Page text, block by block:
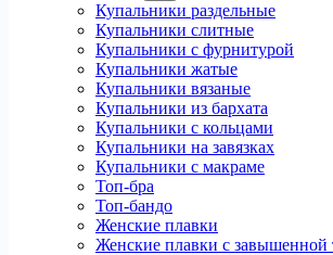
Купальники раздельные
Купальники слитные
Купальники с фурнитурой
Купальники жатые
Купальники вязаные
Купальники из бархата
Купальники с кольцами
Купальники на завязках
Купальники с макраме
Топ-бра
Топ-бандо
Женские плавки
Женские плавки с завышенной